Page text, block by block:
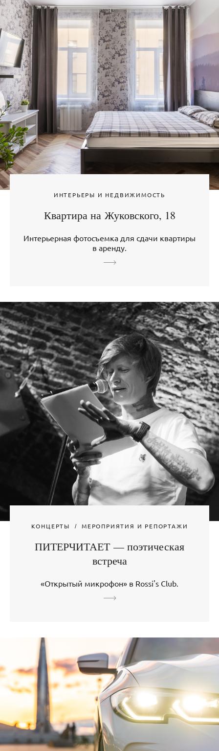
ИНТЕРЬЕРЫ И НЕДВИЖИМОСТЬ
Квартира на Жуковского, 18
Интерьерная фотосъемка для сдачи квартиры
в аренду.
КОНЦЕРТЫ МЕРОПРИЯТИЯ И РЕПОРТАЖИ
ПИТЕРЧИТАЕТ — поэтическая
встреча
«Открытый микрофон» в Rossi's Club.